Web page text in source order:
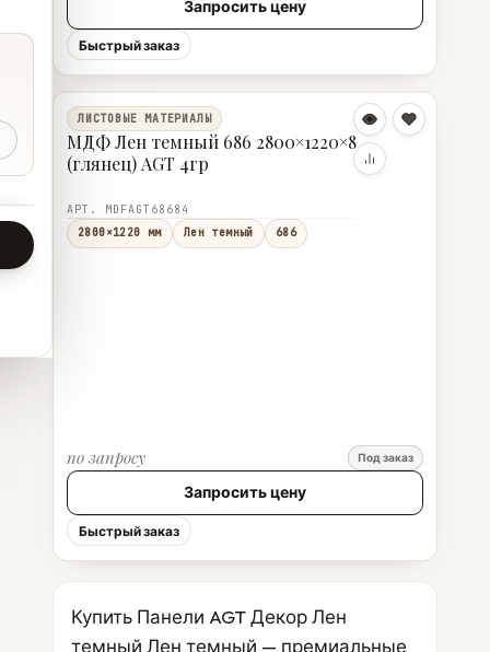
Запросить цену
Быстрый заказ
ЛИСТОВЫЕ МАТЕРИАЛЫ
МДФ Лен темный 686 2800×1220×8
(глянец) AGT 4гр
АРТ. MDFAGT68684
2800×1220 мм
Лен темный 686
по запросу Под заказ
Запросить цену
Быстрый заказ
Купить Панели AGT Декор Лен
темный Лен темный — премиальные